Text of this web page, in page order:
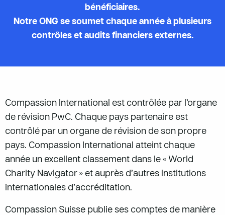
bénéficiaires.
Notre ONG se soumet chaque année à plusieurs
contrôles et audits financiers externes.
Compassion International est contrôlée par l’organe
de révision PwC. Chaque pays partenaire est
contrôlé par un organe de révision de son propre
pays. Compassion International atteint chaque
année un excellent classement dans le « World
Charity Navigator » et auprès d’autres institutions
internationales d’accréditation.
Compassion Suisse publie ses comptes de manière